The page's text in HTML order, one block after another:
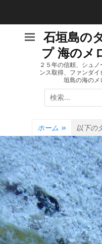
石垣島の
プ 海の
２５年の信頼、シュ
ンス取得、ファンダ
垣島の海のメ
検
索:
ホーム » 以下の